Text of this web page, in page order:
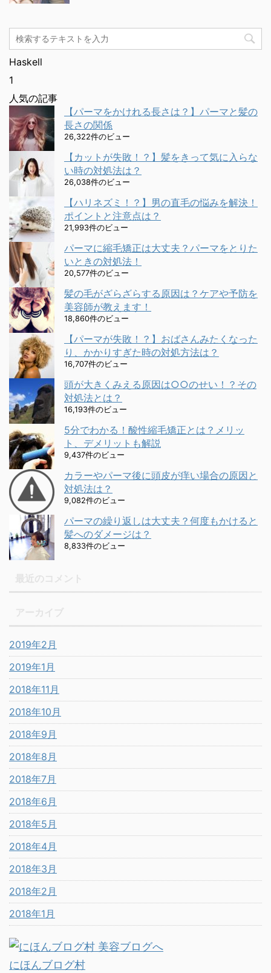
Haskell
1
人気の記事
【パーマをかけれる長さは？】パーマと髪の
長さの関係
26,322件のビュー
【カットが失敗！？】髪をきって気に入らな
い時の対処法は？
26,038件のビュー
【ハリネズミ！？】男の直毛の悩みを解決！
ポイントと注意点は？
21,993件のビュー
パーマに縮毛矯正は大丈夫？パーマをとりた
いときの対処法！
20,577件のビュー
髪の毛がざらざらする原因は？ケアや予防を
美容師が教えます！
18,860件のビュー
【パーマが失敗！？】おばさんみたくなった
り、かかりすぎた時の対処方法は？
16,707件のビュー
頭が大きくみえる原因は○○のせい！？その
対処法とは？
16,193件のビュー
5分でわかる！酸性縮毛矯正とは？メリッ
ト、デメリットも解説
9,437件のビュー
カラーやパーマ後に頭皮が痒い場合の原因と
対処法は？
9,082件のビュー
パーマの繰り返しは大丈夫？何度もかけると
髪へのダメージは？
8,833件のビュー
2019年2月
2019年1月
2018年11月
2018年10月
2018年9月
2018年8月
2018年7月
2018年6月
2018年5月
2018年4月
2018年3月
2018年2月
2018年1月
にほんブログ村